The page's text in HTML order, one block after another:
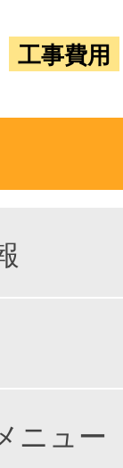
工事費用
ニュー